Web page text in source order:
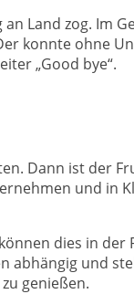
Land zog. Im
konnte ohne
„Good bye“.
Dann ist der
und in
dies in der
abhängig und
genießen.